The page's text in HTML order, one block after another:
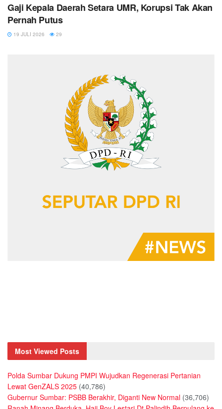
Gaji Kepala Daerah Setara UMR, Korupsi Tak Akan
Pernah Putus
19 JULI 2026 29
Most Viewed Posts
Polda Sumbar Dukung PMPI Wujudkan Regenerasi Pertanian
Lewat GenZALS 2025 (40,786)
Gubernur Sumbar: PSBB Berakhir, Diganti New Normal (36,706)